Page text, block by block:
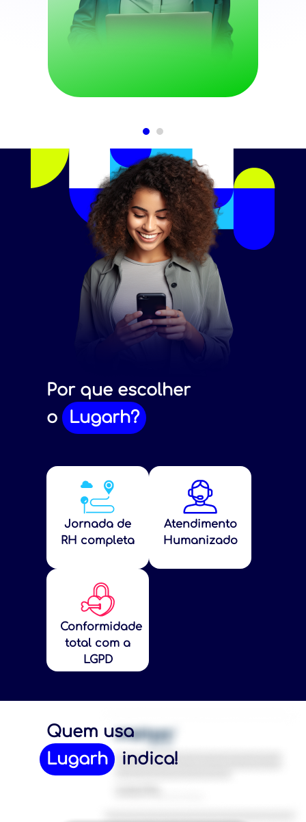
Por que escolher
o
Lugarh?
Jornada de
RH completa
Atendimento
Humanizado
Conformidade
total com a
LGPD
Quem usa
Lugarh
indica!